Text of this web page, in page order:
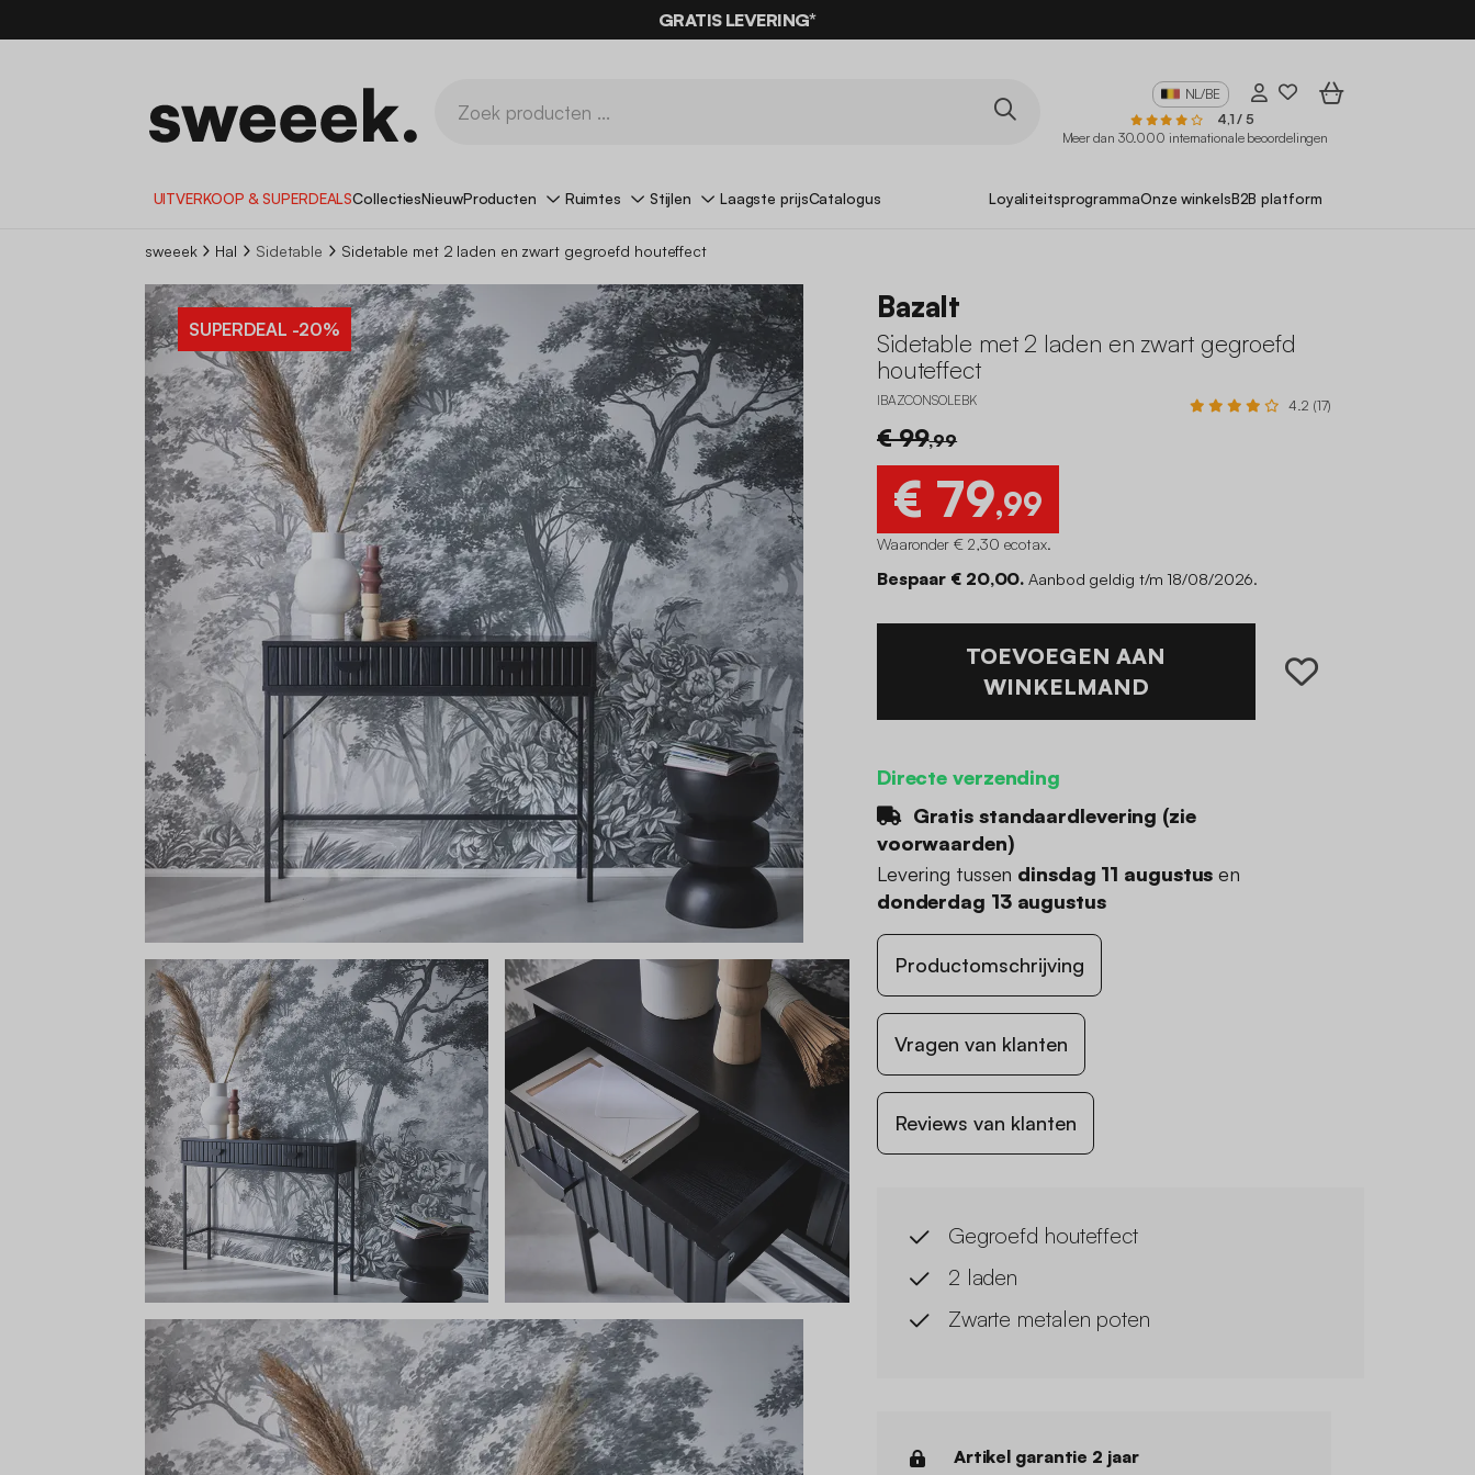
AANBIEDINGEN*MET DE
GRATIS LEVERING*
NL/BE
4,1 / 5
Meer dan 30.000 internationale beoordelingen
UITVERKOOP & SUPERDEALSCollectiesNieuwProducten Ruimtes Stijlen Laagste prijsCatalogus LoyaliteitsprogrammaOnze winkelsB2B platform
sweeek Hal Sidetable Sidetable met 2 laden en zwart gegroefd houteffect
SUPERDEAL -20%
Bazalt
Sidetable met 2 laden en zwart gegroefd
houteffect
IBAZCONSOLEBK 4.2 (17)
€ 99,99
€ 79,99
Waaronder € 2,30 ecotax.
Bespaar € 20,00.Aanbod geldig t/m 18/08/2026.
TOEVOEGEN AAN
WINKELMAND
Directe verzending
Gratis standaardlevering (zie
voorwaarden)
Levering tussen dinsdag 11 augustus en
donderdag 13 augustus
Productomschrijving
Vragen van klanten
Reviews van klanten
Gegroefd houteffect
2 laden
Zwarte metalen poten
Artikel garantie 2 jaar